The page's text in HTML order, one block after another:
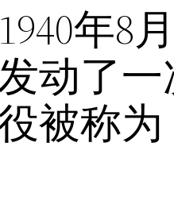
年8
动了
被称为